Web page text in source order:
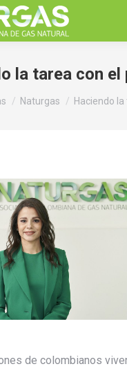
la tarea con el
Naturgas Haciendo la
de colombianos